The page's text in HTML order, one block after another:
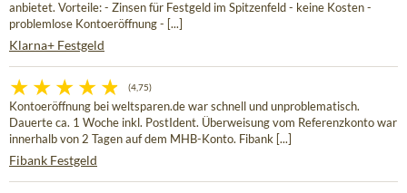
anbietet. Vorteile: - Zinsen für Festgeld im Spitzenfeld - keine Kosten -
problemlose Kontoeröffnung - [...]
Klarna+ Festgeld
(4,75)
Kontoeröffnung bei weltsparen.de war schnell und unproblematisch.
Dauerte ca. 1 Woche inkl. PostIdent. Überweisung vom Referenzkonto war
innerhalb von 2 Tagen auf dem MHB-Konto. Fibank [...]
Fibank Festgeld